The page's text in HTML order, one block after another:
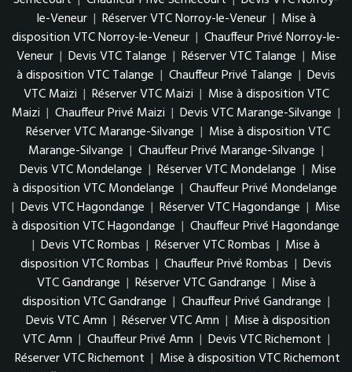
le-Veneur | Réserver VTC Norroy-le-Veneur | Mise à
disposition VTC Norroy-le-Veneur | Chauffeur Privé Norroy-le-
Veneur | Devis VTC Talange | Réserver VTC Talange | Mise
à disposition VTC Talange | Chauffeur Privé Talange | Devis
VTC Maizi | Réserver VTC Maizi | Mise à disposition VTC
Maizi | Chauffeur Privé Maizi | Devis VTC Marange-Silvange |
Réserver VTC Marange-Silvange | Mise à disposition VTC
Marange-Silvange | Chauffeur Privé Marange-Silvange |
Devis VTC Mondelange | Réserver VTC Mondelange | Mise
à disposition VTC Mondelange | Chauffeur Privé Mondelange
| Devis VTC Hagondange | Réserver VTC Hagondange | Mise
à disposition VTC Hagondange | Chauffeur Privé Hagondange
| Devis VTC Rombas | Réserver VTC Rombas | Mise à
disposition VTC Rombas | Chauffeur Privé Rombas | Devis
VTC Gandrange | Réserver VTC Gandrange | Mise à
disposition VTC Gandrange | Chauffeur Privé Gandrange |
Devis VTC Amn | Réserver VTC Amn | Mise à disposition
VTC Amn | Chauffeur Privé Amn | Devis VTC Richemont |
Réserver VTC Richemont | Mise à disposition VTC Richemont